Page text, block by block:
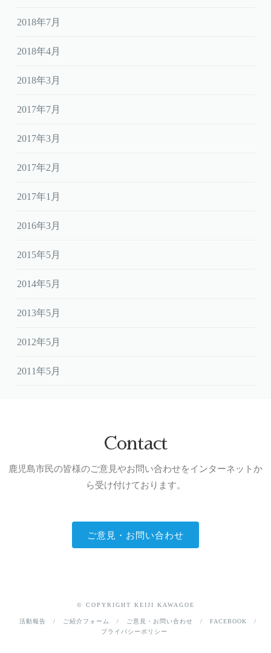
2018年7月
2018年4月
2018年3月
2017年7月
2017年3月
2017年2月
2017年1月
2016年3月
2015年5月
2014年5月
2013年5月
2012年5月
2011年5月
Contact
鹿児島市民の皆様のご意見やお問い合わせをインターネットか
ら受け付けております。
ご意見・お問い合わせ
© COPYRIGHT KEIJI KAWAGOE
活動報告 ご紹介フォーム ご意見・お問い合わせ
FACEBOOK
プライバシーポリシー